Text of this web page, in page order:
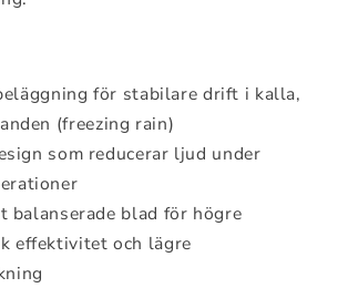
för stabilare drift i kalla,
(freezing rain)
som reducerar ljud under
balanserade blad för högre
effektivitet och lägre